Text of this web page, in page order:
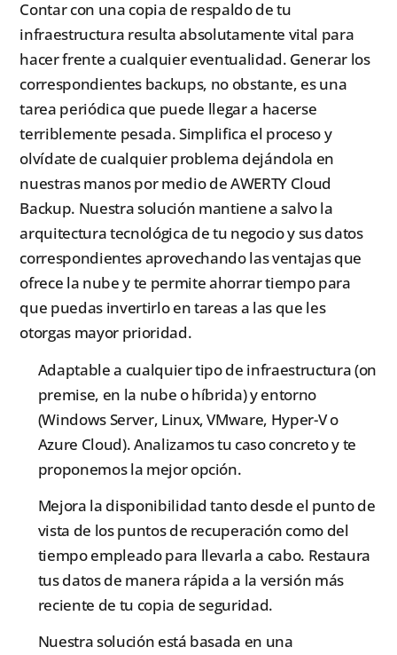
Contar con una copia de respaldo de tu
infraestructura resulta absolutamente vital para
hacer frente a cualquier eventualidad. Generar los
correspondientes backups, no obstante, es una
tarea periódica que puede llegar a hacerse
terriblemente pesada. Simplifica el proceso y
olvídate de cualquier problema dejándola en
nuestras manos por medio de AWERTY Cloud
Backup. Nuestra solución mantiene a salvo la
arquitectura tecnológica de tu negocio y sus datos
correspondientes aprovechando las ventajas que
ofrece la nube y te permite ahorrar tiempo para
que puedas invertirlo en tareas a las que les
otorgas mayor prioridad.
Adaptable a cualquier tipo de infraestructura (on
premise, en la nube o híbrida) y entorno
(Windows Server, Linux, VMware, Hyper-V o
Azure Cloud). Analizamos tu caso concreto y te
proponemos la mejor opción.
Mejora la disponibilidad tanto desde el punto de
vista de los puntos de recuperación como del
tiempo empleado para llevarla a cabo. Restaura
tus datos de manera rápida a la versión más
reciente de tu copia de seguridad.
Nuestra solución está basada en una